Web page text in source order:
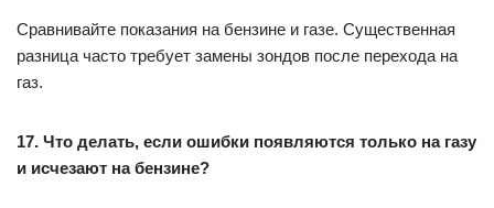
Сравнивайте показания на бензине и газе. Существенная
разница часто требует замены зондов после перехода на
газ.
17. Что делать, если ошибки появляются только на газу
и исчезают на бензине?